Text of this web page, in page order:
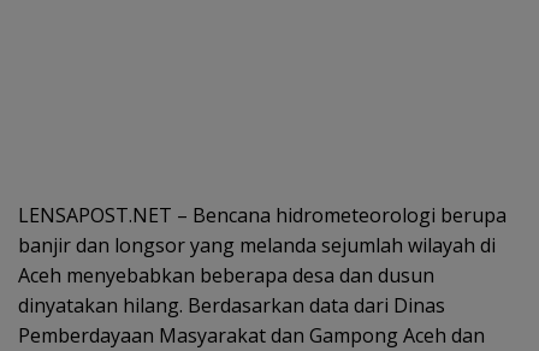
LENSAPOST.NET – Bencana hidrometeorologi berupa
banjir dan longsor yang melanda sejumlah wilayah di
Aceh menyebabkan beberapa desa dan dusun
dinyatakan hilang. Berdasarkan data dari Dinas
Pemberdayaan Masyarakat dan Gampong Aceh dan